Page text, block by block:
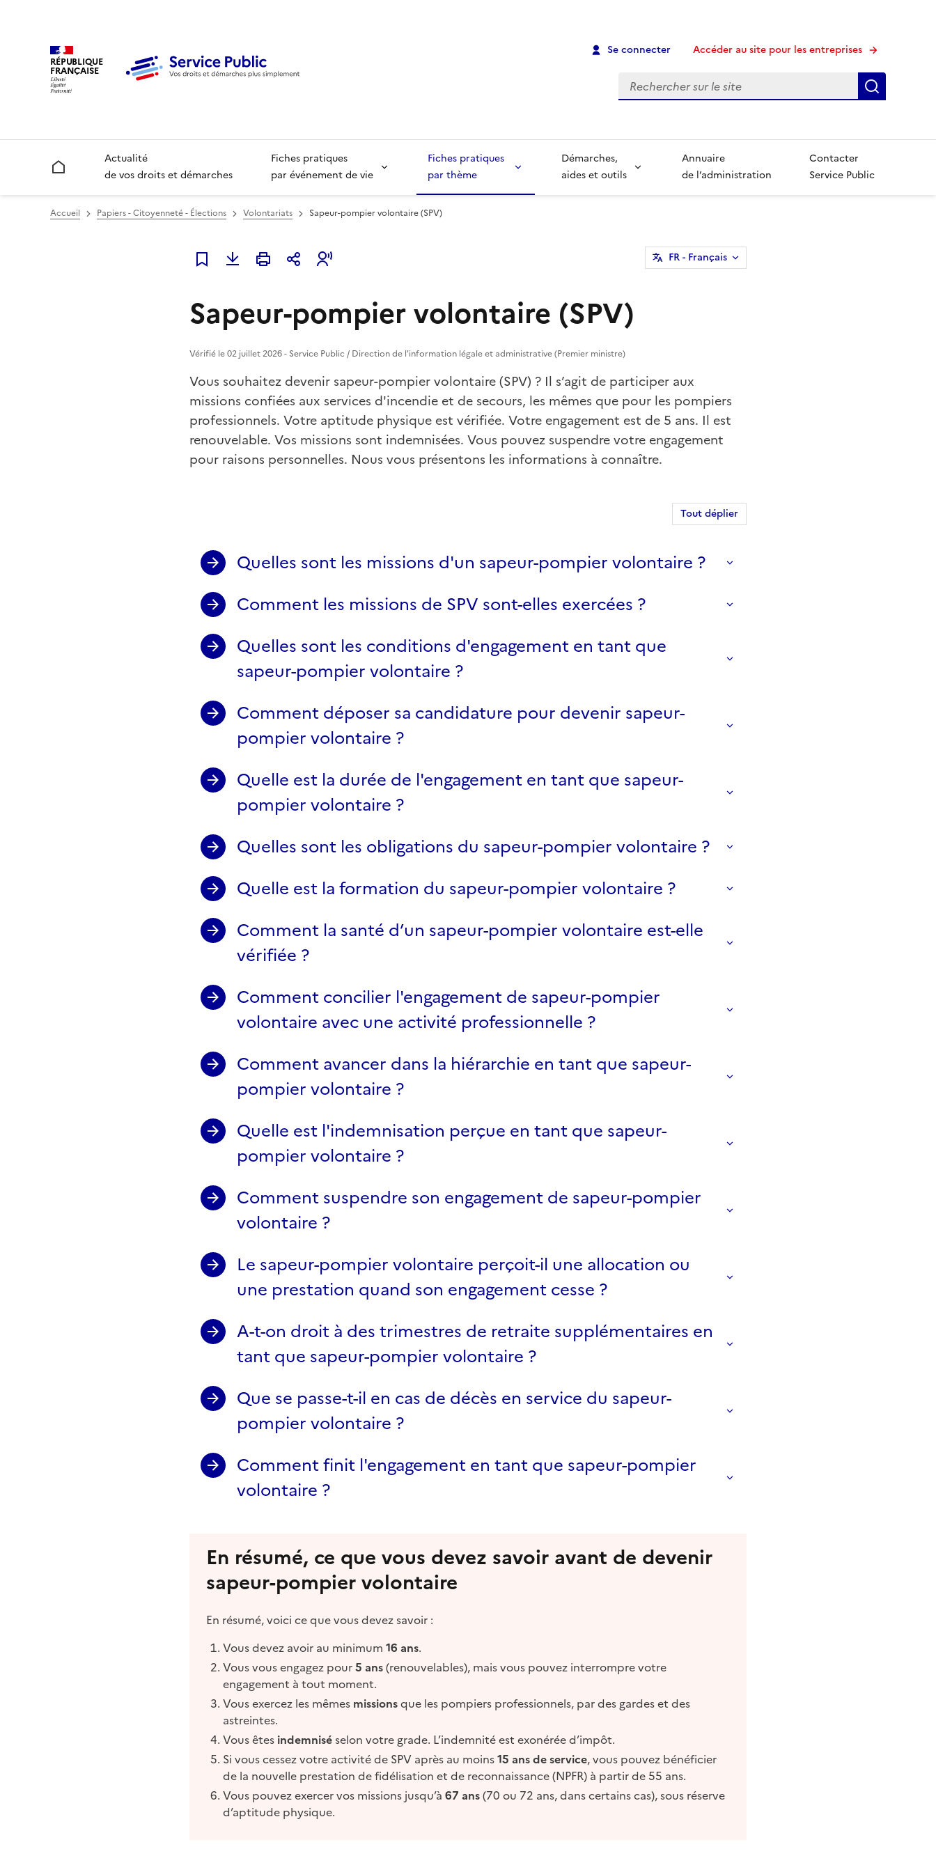
RÉPUBLIQUE
FRANÇAISE
Se connecter Accéder au site pour les entreprises
Recherche
Accueil
Actualité
de vos droits et démarches
Fiches pratiques
par événement de vie
Fiches pratiques
par thème
Démarches,
aides et outils
Annuaire
de l’administration
Contacter
Service Public
Accueil Papiers - Citoyenneté - Élections Volontariats Sapeur-pompier volontaire (SPV)
Ajouter à mes favoris
FR- Français
Sapeur-pompier volontaire (SPV)
Vérifié le 02 juillet 2026 - Service Public / Direction de l'information légale et administrative (Premier ministre)
Vous souhaitez devenir sapeur-pompier volontaire (SPV) ? Il s’agit de participer aux
missions confiées aux services d'incendie et de secours, les mêmes que pour les pompiers
professionnels. Votre aptitude physique est vérifiée. Votre engagement est de 5 ans. Il est
renouvelable. Vos missions sont indemnisées. Vous pouvez suspendre votre engagement
pour raisons personnelles. Nous vous présentons les informations à connaître.
Tout déplier
Quelles sont les missions d'un sapeur-pompier volontaire ?
Comment les missions de SPV sont-elles exercées ?
Quelles sont les conditions d'engagement en tant que
sapeur-pompier volontaire ?
Comment déposer sa candidature pour devenir sapeur-
pompier volontaire ?
Quelle est la durée de l'engagement en tant que sapeur-
pompier volontaire ?
Quelles sont les obligations du sapeur-pompier volontaire ?
Quelle est la formation du sapeur-pompier volontaire ?
Comment la santé d’un sapeur-pompier volontaire est-elle
vérifiée ?
Comment concilier l'engagement de sapeur-pompier
volontaire avec une activité professionnelle ?
Comment avancer dans la hiérarchie en tant que sapeur-
pompier volontaire ?
Quelle est l'indemnisation perçue en tant que sapeur-
pompier volontaire ?
Comment suspendre son engagement de sapeur-pompier
volontaire ?
Le sapeur-pompier volontaire perçoit-il une allocation ou
une prestation quand son engagement cesse ?
A-t-on droit à des trimestres de retraite supplémentaires en
tant que sapeur-pompier volontaire ?
Que se passe-t-il en cas de décès en service du sapeur-
pompier volontaire ?
Comment finit l'engagement en tant que sapeur-pompier
volontaire ?
En résumé, ce que vous devez savoir avant de devenir
sapeur-pompier volontaire
En résumé, voici ce que vous devez savoir :
Vous devez avoir au minimum 16 ans.
Vous vous engagez pour5 ans(renouvelables), mais vous pouvez interrompre votre
engagement à tout moment.
Vous exercez les mêmes missionsque les pompiers professionnels, par des gardes et des
astreintes.
Vous êtes indemniséselon votre grade. L’indemnité est exonérée d’impôt.
Si vous cessez votre activité de SPV après au moins15 ans de service, vous pouvez bénéficier
de la nouvelle prestation de fidélisation et de reconnaissance (NPFR) à partir de 55 ans.
Vous pouvez exercer vos missions jusqu’à 67 ans(70 ou 72 ans, dans certains cas), sous réserve
d’aptitude physique.